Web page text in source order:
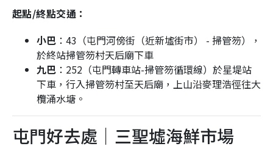
起點/終點交通：
小巴 ：43（屯門河傍街（近新墟街市） - 掃管笏），
於終站掃管笏村天后廟下車
九巴 ：252（屯門轉車站-掃管笏循環線）於星堤站
下車，行入掃管笏村至天后廟，上山沿麥理浩徑往大
欖涌水塘。
屯門好去處｜三聖墟海鮮市場